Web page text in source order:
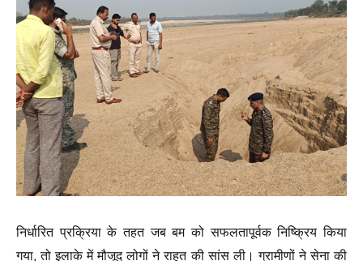
निर्धारित प्रक्रिया के तहत जब बम को सफलतापूर्वक निष्क्रिय किया
गया, तो इलाके में मौजूद लोगों ने राहत की सांस ली। ग्रामीणों ने सेना की